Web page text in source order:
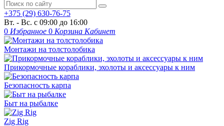
+375 (29) 630-76-75
Вт. - Вс. с 09:00 до 16:00
0 Избранное 0 Корзина Кабинет
Монтажи на толстолобика
Прикормочные кораблики, эхолоты и аксессуары к ним
Безопасность карпа
Быт на рыбалке
Zig Rig